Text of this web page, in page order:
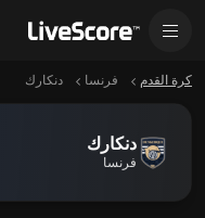
كرة القدم فرنسا دنكارك
دنكارك
فرنسا